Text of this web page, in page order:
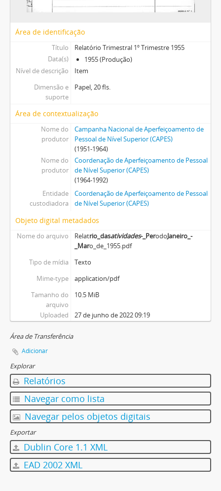
Área de identificação
Título
Relatório Trimestral 1º Trimestre 1955
Data(s)
1955 (Produção)
Nível de descrição
Item
Dimensão e
suporte
Papel, 20 fls.
Área de contextualização
Nome do
produtor
Campanha Nacional de Aperfeiçoamento de
Pessoal de Nível Superior (CAPES)
(1951-1964)
Nome do
produtor
Coordenação de Aperfeiçoamento de Pessoal
de Nível Superior (CAPES)
(1964-1992)
Entidade
custodiadora
Coordenação de Aperfeiçoamento de Pessoal
de Nível Superior (CAPES)
Objeto digital metadados
Nome do arquivo Relatrio_dasatividades-_PerodoJaneiro_-
_Maro_de_1955.pdf
Tipo de mídia
Texto
Mime-type
application/pdf
Tamanho do
arquivo
10.5 MiB
Uploaded 27 de junho de 2022 09:19
Área de Transferência
Adicionar
Explorar
Relatórios
Navegar como lista
Navegar pelos objetos digitais
Exportar
Dublin Core 1.1 XML
EAD 2002 XML